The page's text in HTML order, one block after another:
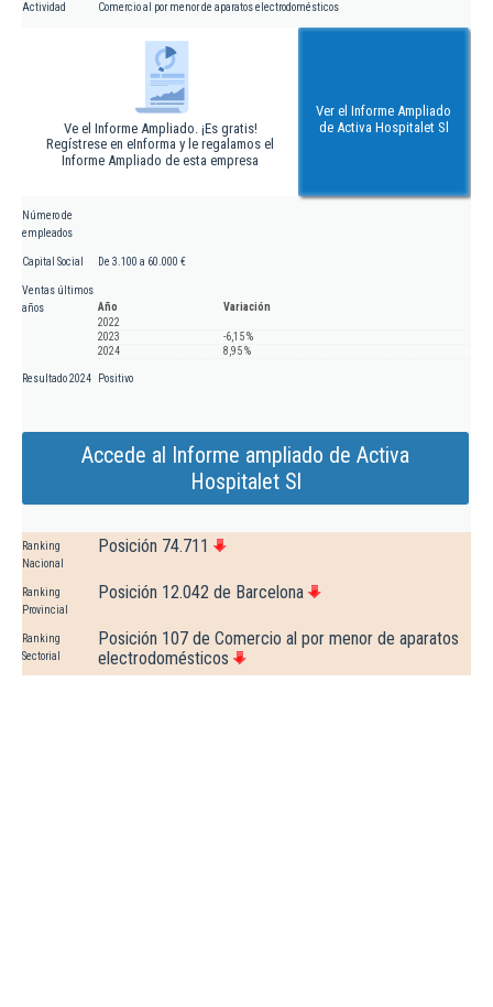
Actividad Comercio al por menor de aparatos electrodomésticos
Ve el Informe Ampliado. ¡Es gratis!
Regístrese en eInforma y le regalamos el
Informe Ampliado de esta empresa
Ver el Informe Ampliado
de Activa Hospitalet Sl
Número de
empleados
Capital Social De 3.100 a 60.000 €
Ventas últimos
años
Año
Variación
2022
2023
-6,15 %
2024
8,95 %
Resultado 2024 Positivo
Accede al Informe ampliado de Activa
Hospitalet Sl
Ranking
Nacional
Posición 74.711
Ranking
Provincial
Posición 12.042 de Barcelona
Ranking
Sectorial
Posición 107 de Comercio al por menor de aparatos
electrodomésticos